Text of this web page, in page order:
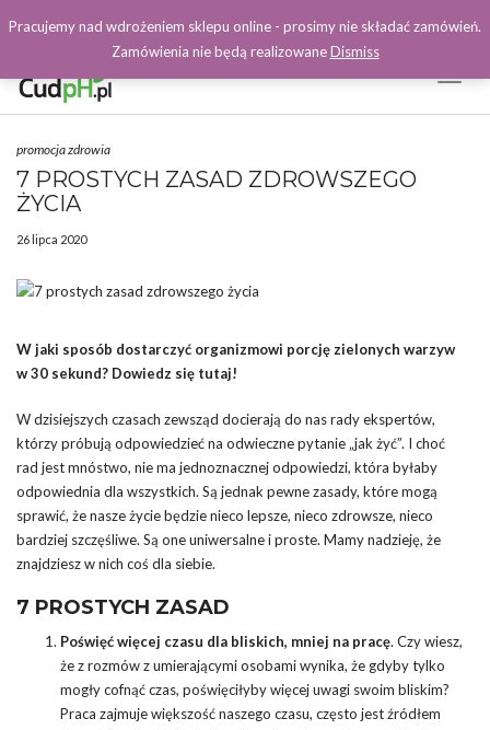
Facebook
promocja zdrowia
7 PROSTYCH ZASAD ZDROWSZEGO
ŻYCIA
26 lipca 2020
W jaki sposób dostarczyć organizmowi porcję zielonych warzyw
w 30 sekund? Dowiedz się tutaj!
W dzisiejszych czasach zewsząd docierają do nas rady ekspertów,
którzy próbują odpowiedzieć na odwieczne pytanie „jak żyć”. I choć
rad jest mnóstwo, nie ma jednoznacznej odpowiedzi, która byłaby
odpowiednia dla wszystkich. Są jednak pewne zasady, które mogą
sprawić, że nasze życie będzie nieco lepsze, nieco zdrowsze, nieco
bardziej szczęśliwe. Są one uniwersalne i proste. Mamy nadzieję, że
znajdziesz w nich coś dla siebie.
7 PROSTYCH ZASAD
Poświęć więcej czasu dla bliskich, mniej na pracę. Czy wiesz,
że z rozmów z umierającymi osobami wynika, że gdyby tylko
mogły cofnąć czas, poświęciłyby więcej uwagi swoim bliskim?
Praca zajmuje większość naszego czasu, często jest źródłem
Pracujemy nad wdrożeniem sklepu online - prosimy nie składać zamówień.
Zamówienia nie będą realizowaneDismiss